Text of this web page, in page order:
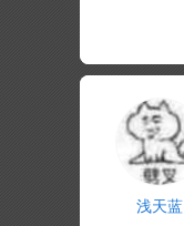
浅天蓝